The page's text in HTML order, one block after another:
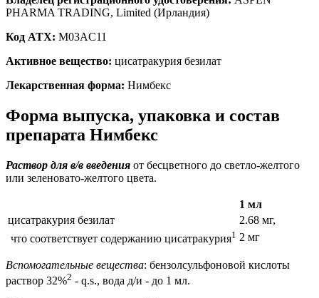
PHARMA TRADING, Limited (Ирландия)
Код ATX: M03AC11
Активное вещество: цисатракурия безилат
Лекарственная форма: Нимбекс
Форма выпуска, упаковка и состав
препарата Нимбекс
Раствор для в/в введения от бесцветного до светло-желтого
или зеленовато-желтого цвета.
1 мл
цисатракурия безилат
2.68 мг,
что соответствует содержанию цисатракурия1 2 мг
Вспомогательные вещества: бензолсульфоновой кислоты
раствор 32%2 - q.s., вода д/и - до 1 мл.